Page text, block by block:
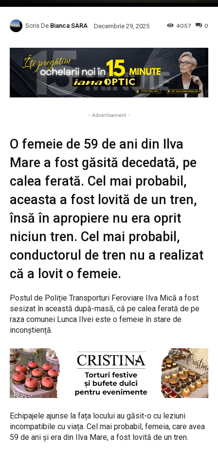
Scris De Bianca SARA Decembrie 29, 2025 0
4057
- Advertisement -
O femeie de 59 de ani din Ilva
Mare a fost găsită decedată, pe
calea ferată. Cel mai probabil,
aceasta a fost lovită de un tren,
însă în apropiere nu era oprit
niciun tren. Cel mai probabil,
conductorul de tren nu a realizat
că a lovit o femeie.
Postul de Poliție Transporturi Feroviare Ilva Mică a fost
sesizat în această după-masă, că pe calea ferată de pe
raza comunei Lunca Ilvei este o femeie în stare de
inconștiență.
Echipajele ajunse la fața locului au găsit-o cu leziuni
incompatibile cu viața. Cel mai probabil, femeia, care avea
59 de ani și era din Ilva Mare, a fost lovită de un tren.